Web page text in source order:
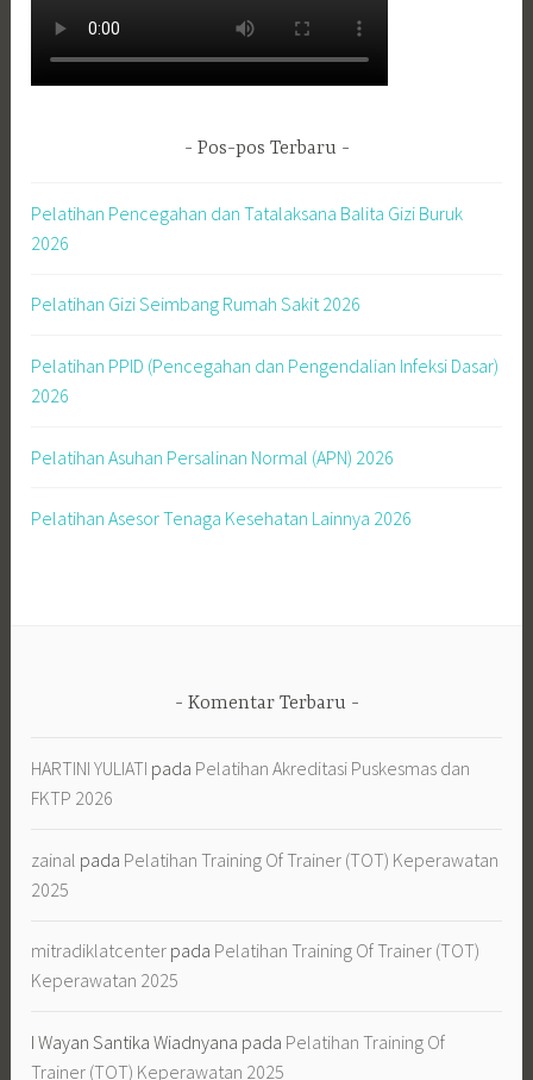
Pos-pos Terbaru
Pelatihan Pencegahan dan Tatalaksana Balita Gizi Buruk
2026
Pelatihan Gizi Seimbang Rumah Sakit 2026
Pelatihan PPID (Pencegahan dan Pengendalian Infeksi Dasar)
2026
Pelatihan Asuhan Persalinan Normal (APN) 2026
Pelatihan Asesor Tenaga Kesehatan Lainnya 2026
Komentar Terbaru
HARTINI YULIATI pada Pelatihan Akreditasi Puskesmas dan
FKTP 2026
zainal pada Pelatihan Training Of Trainer (TOT) Keperawatan
2025
mitradiklatcenter pada Pelatihan Training Of Trainer (TOT)
Keperawatan 2025
I Wayan Santika Wiadnyana pada Pelatihan Training Of
Trainer (TOT) Keperawatan 2025